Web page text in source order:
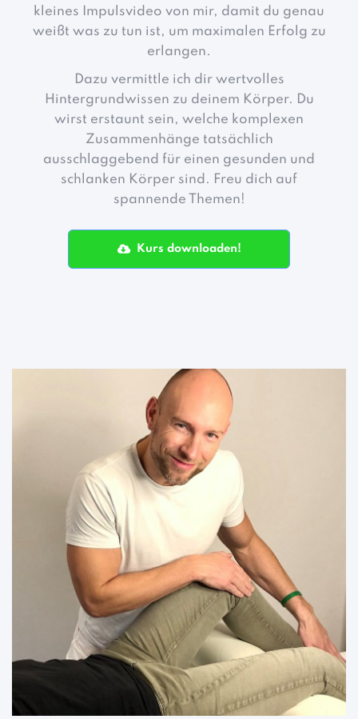
kleines Impulsvideo von mir, damit du genau
weißt was zu tun ist, um maximalen Erfolg zu
erlangen.
Dazu vermittle ich dir wertvolles
Hintergrundwissen zu deinem Körper. Du
wirst erstaunt sein, welche komplexen
Zusammenhänge tatsächlich
ausschlaggebend für einen gesunden und
schlanken Körper sind. Freu dich auf
spannende Themen!
Kurs downloaden!